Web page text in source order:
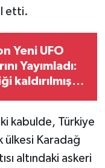
etti.
Yeni UFO
Yayımladı:
kaldırılmış
kabulde, Türkiye
ülkesi Karadağ
altındaki askeri